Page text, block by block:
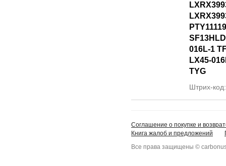
016L-1
LX45-
TYG
Штрих-
Соглашение о покупке и
Книга жалоб и предложений
Все права защищены ©